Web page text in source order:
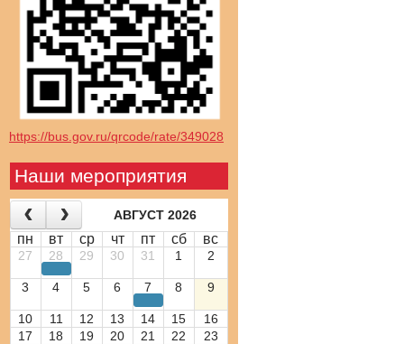
https://bus.gov.ru/qrcode/rate/349028
Наши мероприятия
АВГУСТ 2026
пн вт ср чт пт сб вс
27 28 29 30 31 1 2
3 4 5 6 7 8 9
10 11 12 13 14 15
16
17
18 19 20 21 22
23